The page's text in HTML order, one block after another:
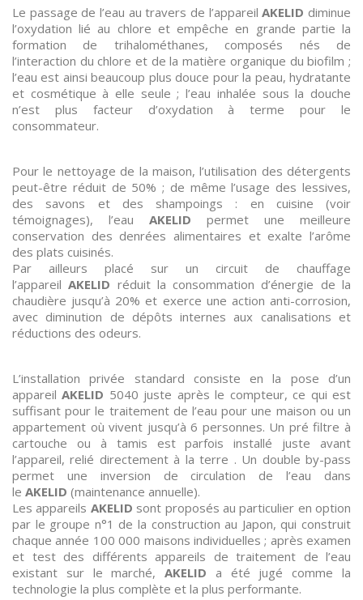
Le passage de l’eau au travers de l’appareilAKELID diminue
l’oxydation lié au chlore et empêche en grande partie la
formation de trihalométhanes, composés nés de
l’interaction du chlore et de la matière organique du biofilm ;
l’eau est ainsi beaucoup plus douce pour la peau, hydratante
et cosmétique à elle seule ; l’eau inhalée sous la douche
n’est plus facteur d’oxydation à terme pour le
consommateur.
Pour le nettoyage de la maison, l’utilisation des détergents
peut-être réduit de 50% ; de même l’usage des lessives,
des savons et des shampoings : en cuisine (voir
témoignages), l’eau AKELID permet une meilleure
conservation des denrées alimentaires et exalte l’arôme
des plats cuisinés.
Par ailleurs placé sur un circuit de chauffage
l’appareilAKELID réduit la consommation d’énergie de la
chaudière jusqu’à 20% et exerce une action anti-corrosion,
avec diminution de dépôts internes aux canalisations et
réductions des odeurs.
L’installation privée standard consiste en la pose d’un
appareilAKELID 5040 juste après le compteur, ce qui est
suffisant pour le traitement de l’eau pour une maison ou un
appartement où vivent jusqu’à 6 personnes. Un pré filtre à
cartouche ou à tamis est parfois installé juste avant
l’appareil, relié directement à la terre . Un double by-pass
permet une inversion de circulation de l’eau dans
le AKELID (maintenance annuelle).
Les appareils AKELID sont proposés au particulier en option
par le groupe n°1 de la construction au Japon, qui construit
chaque année 100 000 maisons individuelles ; après examen
et test des différents appareils de traitement de l’eau
existant sur le marché,AKELID a été jugé comme la
technologie la plus complète et la plus performante.